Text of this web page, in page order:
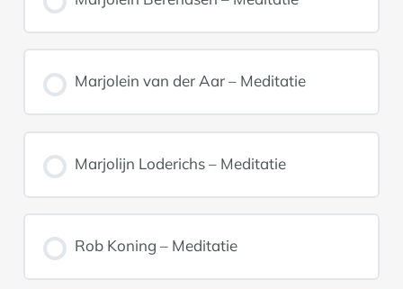
Marjolein van der Aar – Meditatie
Marjolijn Loderichs – Meditatie
Rob Koning – Meditatie